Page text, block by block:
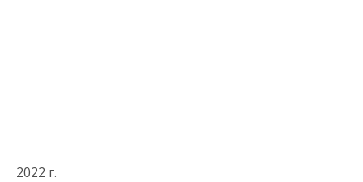
2022 г.